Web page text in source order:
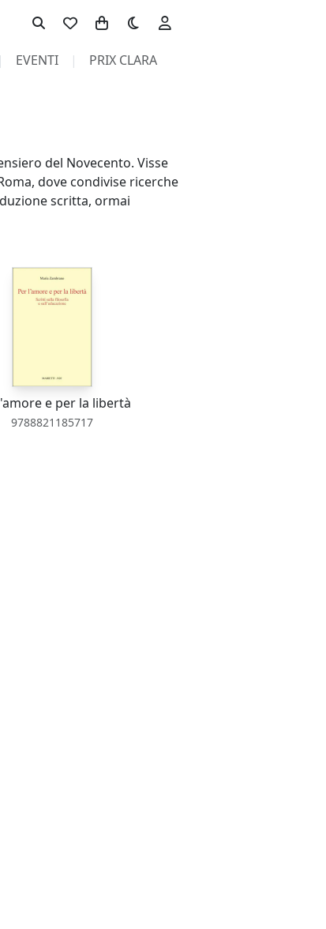
Toggle theme
EVENTI PRIX CLARA
del Novecento. Visse
dove condivise ricerche
scritta, ormai
e per la libertà
9788821185717